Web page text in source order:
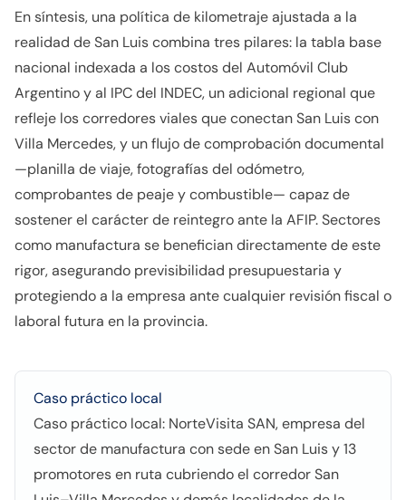
En síntesis, una política de kilometraje ajustada a la
realidad de San Luis combina tres pilares: la tabla base
nacional indexada a los costos del Automóvil Club
Argentino y al IPC del INDEC, un adicional regional que
refleje los corredores viales que conectan San Luis con
Villa Mercedes, y un flujo de comprobación documental
—planilla de viaje, fotografías del odómetro,
comprobantes de peaje y combustible— capaz de
sostener el carácter de reintegro ante la AFIP. Sectores
como manufactura se benefician directamente de este
rigor, asegurando previsibilidad presupuestaria y
protegiendo a la empresa ante cualquier revisión fiscal o
laboral futura en la provincia.
Caso práctico local
Caso práctico local: NorteVisita SAN, empresa del
sector de manufactura con sede en San Luis y 13
promotores en ruta cubriendo el corredor San